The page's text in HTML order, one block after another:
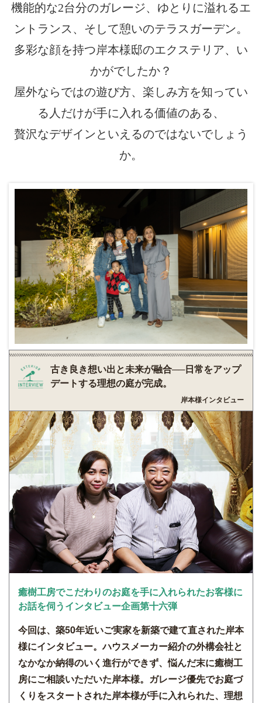
機能的な2台分のガレージ、ゆとりに溢れるエ
ントランス、そして憩いのテラスガーデン。
多彩な顔を持つ岸本様邸のエクステリア、い
かがでしたか？
屋外ならではの遊び方、楽しみ方を知ってい
る人だけが手に入れる価値のある、
贅沢なデザインといえるのではないでしょう
か。
古き良き想い出と未来が融合──日常をアップ
デートする理想の庭が完成。
岸本様インタビュー
癒樹工房でこだわりのお庭を手に入れられたお客様に
お話を伺うインタビュー企画第十六弾
今回は、築50年近いご実家を新築で建て直された岸本
様にインタビュー。ハウスメーカー紹介の外構会社と
なかなか納得のいく進行ができず、悩んだ末に癒樹工
房にご相談いただいた岸本様。ガレージ優先でお庭づ
くりをスタートされた岸本様が手に入れられた、理想